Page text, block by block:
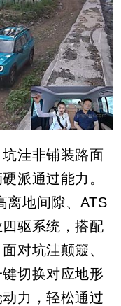
洼非铺装路面
派通过能力。
离地间隙、ATS
驱系统，搭配
对坑洼颠簸、
切换对应地形
力，轻松通过